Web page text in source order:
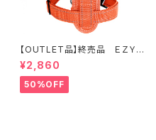
【OUTLET品】終売品 ＥＺＹＤ
¥2,860
50%OFF